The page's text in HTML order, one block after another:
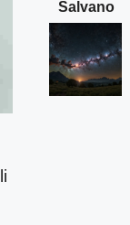
Salvano